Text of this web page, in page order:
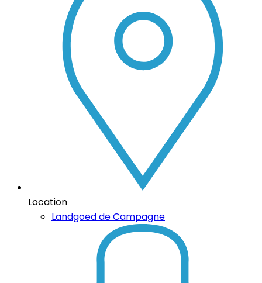
Location
Landgoed de Campagne